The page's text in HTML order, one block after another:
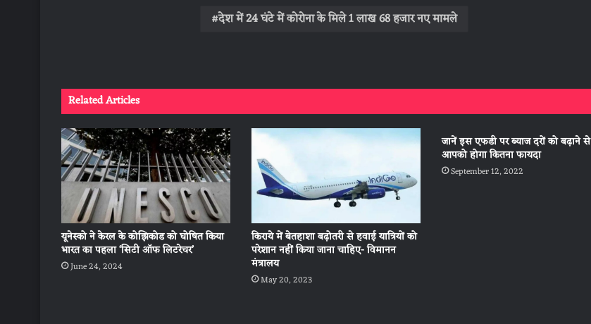
देश में 24 घंटे में कोरोना के मिले 1 लाख 68 हजार नए मामले
Related Articles
यूनेस्को ने केरल के कोझिकोड को घोषित किया
भारत का पहला ‘सिटी ऑफ लिटरेचर’
June 24, 2024
किराये में बेतहाशा बढ़ोतरी से हवाई यात्रियों को
परेशान नहीं किया जाना चाहिए- विमानन
मंत्रालय
May 20, 2023
जानें इस एफडी पर ब्याज दरों को बढ़ाने से
आपको होगा कितना फायदा
September 12, 2022